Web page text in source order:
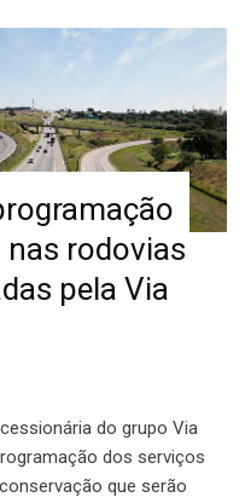
nas rodovias
pela Via
do grupo Via
dos serviços
que serão